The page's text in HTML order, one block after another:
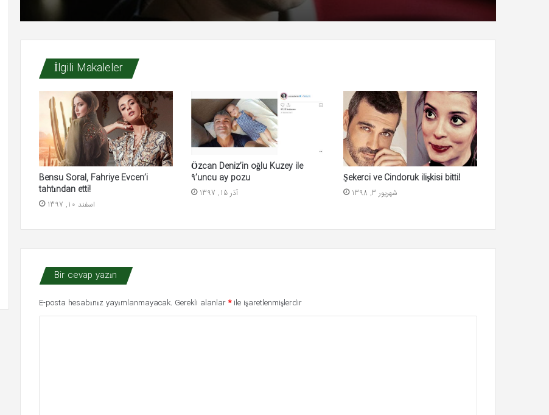
İlgili Makaleler
Bensu Soral, Fahriye Evcen’i
tahtından etti!
اسفند 10, 1397
Özcan Deniz’in oğlu Kuzey ile
9’uncu ay pozu
آذر 15, 1397
Şekerci ve Cindoruk ilişkisi bitti!
شهریور 3, 1398
Bir cevap yazın
E-posta hesabınız yayımlanmayacak. Gerekli alanlar*ile işaretlenmişlerdir